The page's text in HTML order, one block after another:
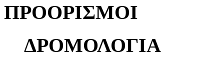
ΠΡΟΟΡΙΣΜΟΙ
ΔΡΟΜΟΛΟΓΙΑ